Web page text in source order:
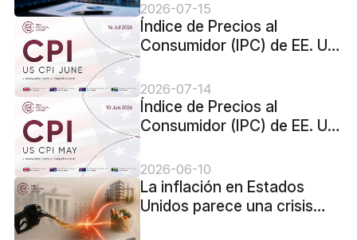
2026-07-15
Índice de Precios al
Consumidor (IPC) de EE. UU.
Anterior: 4,2% Previsión:
3,8%
2026-07-14
Índice de Precios al
Consumidor (IPC) de EE. UU.
Anterior: 3,8% Pronóstico:
4,2%
2026-06-10
La inflación en Estados
Unidos parece una crisis